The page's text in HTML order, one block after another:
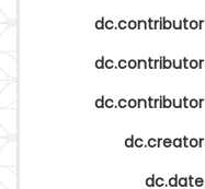
dc.contributor
dc.contributor
dc.contributor
dc.creator
dc.date